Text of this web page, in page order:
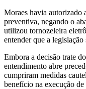
Moraes havia autorizado
preventiva, negando o
utilizou tornozeleira
entender que a
Embora a decisão trate
entendimento abre
cumpriram medidas
benefício na execução de